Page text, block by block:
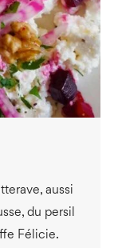
aussi
du persil
Félicie.